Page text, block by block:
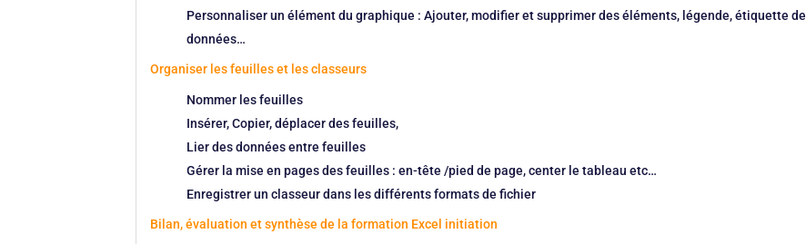
Personnaliser un élément du graphique : Ajouter, modifier et supprimer des éléments, légende, étiquette de
données…
Organiser les feuilles et les classeurs
Nommer les feuilles
Insérer, Copier, déplacer des feuilles,
Lier des données entre feuilles
Gérer la mise en pages des feuilles : en-tête /pied de page, center le tableau etc…
Enregistrer un classeur dans les différents formats de fichier
Bilan, évaluation et synthèse de la formation Excel initiation